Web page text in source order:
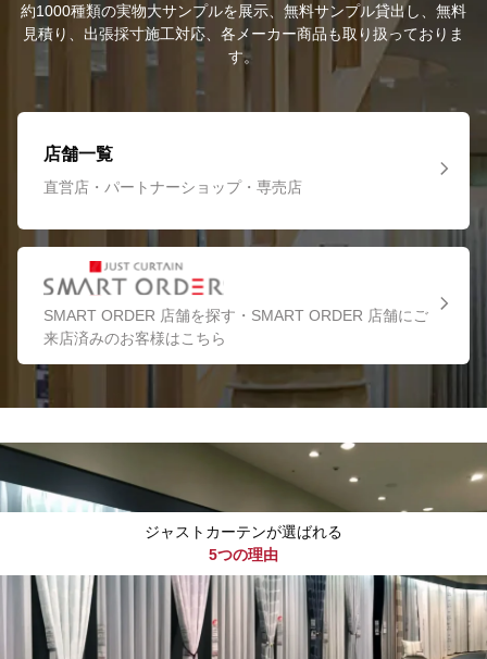
約1000種類の実物大サンプルを展示、無料サンプル貸出し、無料
見積り、出張採寸施工対応、各メーカー商品も取り扱っておりま
す。
店舗一覧
直営店・パートナーショップ・専売店
SMART ORDER 店舗を探す・SMART ORDER 店舗にご
来店済みのお客様はこちら
ジャストカーテンが選ばれる
5つの理由